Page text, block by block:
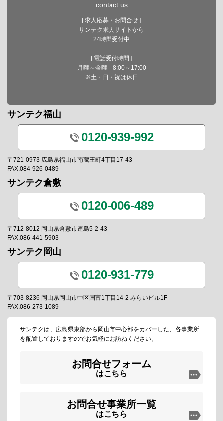
contact us
[ 求人応募・お問合せ ]
サンテク求人サイトから
24時間受付中
[ 電話受付時間 ]
月曜～金曜 8:00～17:00
※土・日・祝は休日
サンテク福山
0120-939-992
〒721-0973 広島県福山市南蔵王町4丁目17-43
FAX.084-926-0489
サンテク倉敷
0120-006-489
〒712-8012 岡山県倉敷市連島5-2-43
FAX.086-441-5903
サンテク岡山
0120-931-779
〒703-8236 岡山県岡山市中区国富1丁目14-2 みらいビル1F
FAX.086-273-1089
サンテクは、広島県東部から岡山市中心部をカバーした、各事業所
を配置しておりますのでお気軽にお訪ねください。
お問合せフォーム
はこちら
お問合せ事業所一覧
はこちら